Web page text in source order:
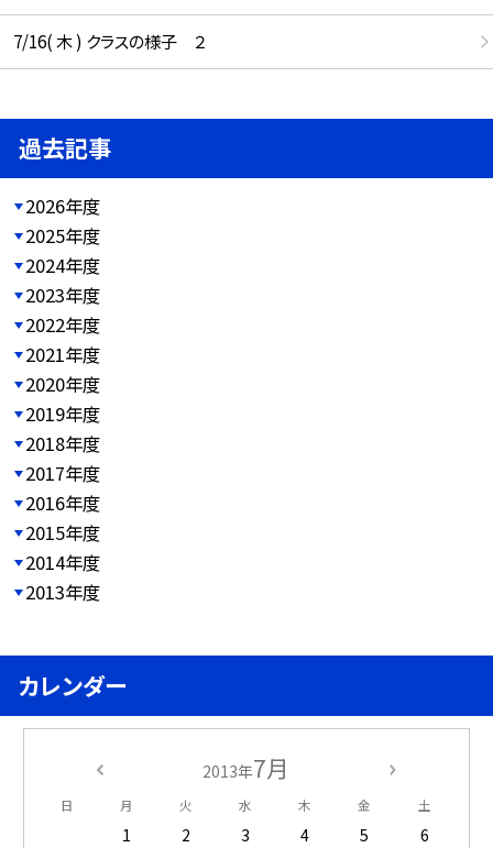
7/16( 木 ) クラスの様子 ２
過去記事
2026年度
2025年度
2024年度
2023年度
2022年度
2021年度
2020年度
2019年度
2018年度
2017年度
2016年度
2015年度
2014年度
2013年度
カレンダー
2013年7月
日 月 火 水 木 金 土
1 2 3 4 5
6